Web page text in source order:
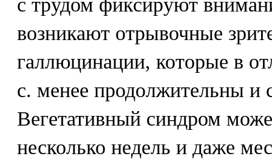
с трудом фиксируют
возникают отрывочные
галлюцинации, которые в
с. менее продолжительны и
Вегетативный синдром
несколько недель и даже